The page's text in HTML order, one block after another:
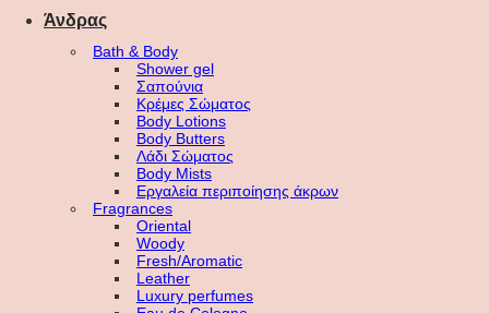
Άνδρας
Bath & Body
Shower gel
Σαπούνια
Κρέμες Σώματος
Body Lotions
Body Butters
Λάδι Σώματος
Body Mists
Εργαλεία περιποίησης άκρων
Fragrances
Oriental
Woody
Fresh/Aromatic
Leather
Luxury perfumes